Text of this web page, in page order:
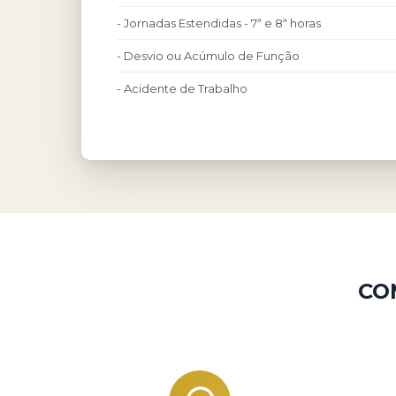
- Jornadas Estendidas - 7ª e 8ª horas
- Desvio ou Acúmulo de Função
- Acidente de Trabalho